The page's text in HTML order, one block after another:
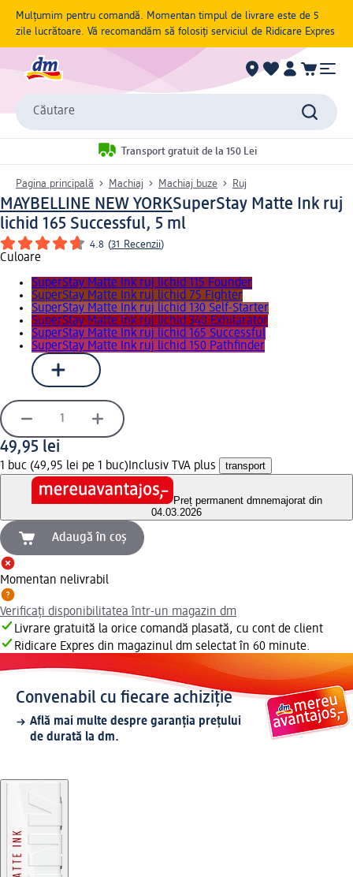
Mulțumim pentru comandă. Momentan timpul de livrare este de 5
zile lucrătoare. Vă recomandăm să folosiți serviciul de Ridicare Expres
Căutare
Transport gratuit de la 150 Lei
Pagina principală Machiaj Machiaj buze Ruj
MAYBELLINE NEW YORKSuperStay Matte Ink ruj
lichid 165 Successful, 5 ml
4.8 (31 Recenzii)
Culoare
SuperStay Matte Ink ruj lichid 115 Founder
SuperStay Matte Ink ruj lichid 75 Fighter
SuperStay Matte Ink ruj lichid 130 Self-Starter
SuperStay Matte Ink ruj lichid 340 Exhilarator
SuperStay Matte Ink ruj lichid 165 Successful
SuperStay Matte Ink ruj lichid 150 Pathfinder
49,95 lei
1 buc (49,95 lei pe 1 buc) Inclusiv TVA plus transport
Preț permanent dmnemajorat din
04.03.2026
Adaugă în coș
Momentan nelivrabil
Verificați disponibilitatea într-un magazin dm
Livrare gratuită la orice comandă plasată, cu cont de client
Ridicare Expres din magazinul dm selectat în 60 minute.
Convenabil cu fiecare achiziție
Află mai multe despre garanția prețului
de durată la dm.